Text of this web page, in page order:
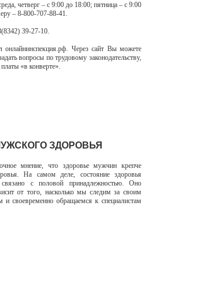
четверг – с 9:00 до 18:00; пятница – с 9:00
– 8-800-707-88-41.
39-27-10.
Через сайт Вы можете
вопросы по трудовому законодательству,
«в конверте».
ЗДОРОВЬЯ
мнение, что здоровье мужчин крепче
На самом деле, состояние здоровья
с половой принадлежностью. Оно
от того, насколько мы следим за своим
и своевременно обращаемся к специалистам